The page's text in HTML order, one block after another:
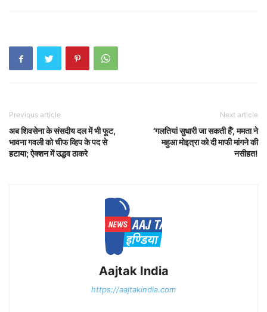
Previous article
अब शिवसेना के संसदीय दल में भी फूट,
भावना गवली को चीफ व्हिप के पद से
हटाया; ऐक्शन में उद्धव ठाकरे
Next article
‘गलतियां सुधारी जा सकती हैं’, ममता ने
महुआ मोइत्रा को दी माफी मांगने की
नसीहत!
Aajtak India
https://aajtakindia.com